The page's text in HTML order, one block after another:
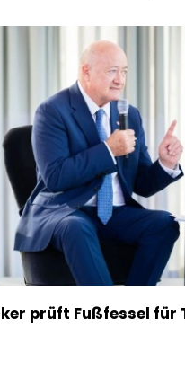
prüft Fußfessel für